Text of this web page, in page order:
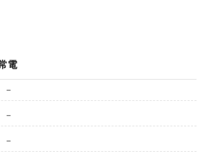
電
－
－
－